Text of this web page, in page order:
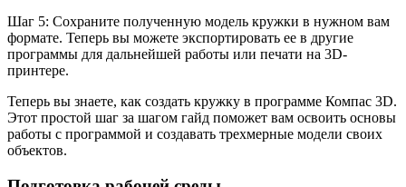
Шаг 5: Сохраните полученную модель кружки в нужном вам
формате. Теперь вы можете экспортировать ее в другие
программы для дальнейшей работы или печати на 3D-
принтере.
Теперь вы знаете, как создать кружку в программе Компас 3D.
Этот простой шаг за шагом гайд поможет вам освоить основы
работы с программой и создавать трехмерные модели своих
объектов.